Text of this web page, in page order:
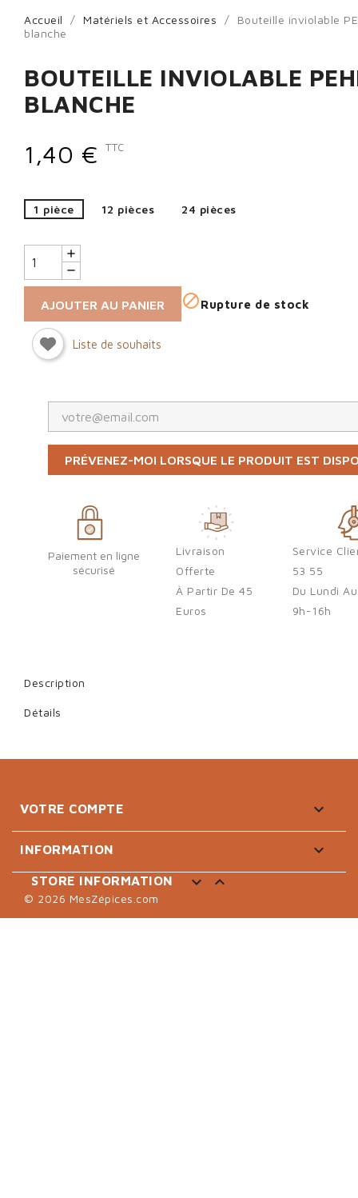
Accueil Matériels et Accessoires
Bouteille inviolable
blanche
BOUTEILLE INVIOLABLE
BLANCHE
1,40 €
TTC
1 pièce 12 pièces 24 pièces
AJOUTER AU PANIER Rupture de stock
Liste de souhaits
PRÉVENEZ-MOI LORSQUE LE PRODUIT EST
Paiement en ligne
sécurisé
Livraison
Offerte
À Partir De 45
Euros
Service
53 55
Du Lundi
9h-16h
Description
Détails
VOTRE COMPTE 
INFORMATION 
STORE INFORMATION  
© 2026 MesZépices.com
Sign in
You need to be logged in to save products in your wish list.